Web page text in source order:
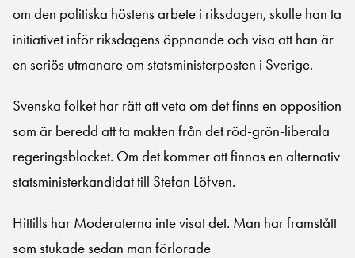
om den politiska höstens arbete i riksdagen, skulle han ta
initiativet inför riksdagens öppnande och visa att han är
en seriös utmanare om statsministerposten i Sverige.
Svenska folket har rätt att veta om det finns en opposition
som är beredd att ta makten från det röd-grön-liberala
regeringsblocket. Om det kommer att finnas en alternativ
statsministerkandidat till Stefan Löfven.
Hittills har Moderaterna inte visat det. Man har framstått
som stukade sedan man förlorade